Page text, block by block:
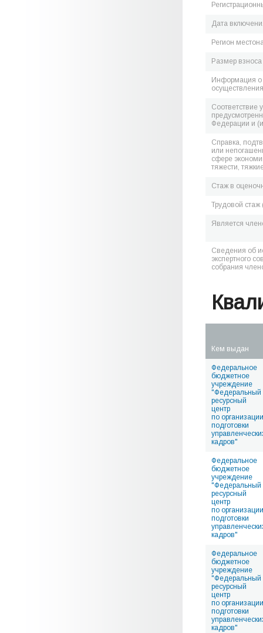
Дата
Регион
Размер
Информация о
Соответствие
Федерации и
Справка,
или
сфере
тяжести,
Стаж в
Трудовой стаж
Является
Сведения об
экспертного
собрания
Кем выдан
Федеральное
бюджетное
учреждение
"Федеральный
ресурсный
центр
по организации
подготовки
кадров"
Федеральное
бюджетное
учреждение
"Федеральный
ресурсный
центр
по организации
подготовки
кадров"
Федеральное
бюджетное
учреждение
"Федеральный
ресурсный
центр
по организации
подготовки
кадров"